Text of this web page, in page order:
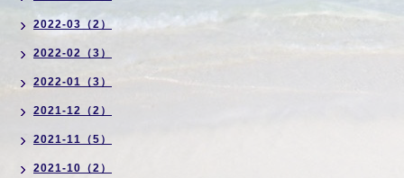
2022-03（2）
2022-02（3）
2022-01（3）
2021-12（2）
2021-11（5）
2021-10（2）